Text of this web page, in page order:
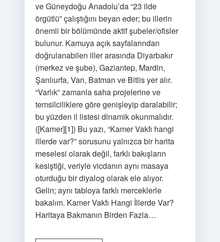
ve Güneydoğu Anadolu’da “23 ilde
örgütlü” çalıştığını beyan eder; bu illerin
önemli bir bölümünde aktif şubeler/ofisler
bulunur. Kamuya açık sayfalarından
doğrulanabilen iller arasında Diyarbakır
(merkez ve şube), Gaziantep, Mardin,
Şanlıurfa, Van, Batman ve Bitlis yer alır.
“Varlık” zamanla saha projelerine ve
temsilciliklere göre genişleyip daralabilir;
bu yüzden il listesi dinamik okunmalıdır.
([Kamer][1]) Bu yazı, “Kamer Vakfı hangi
illerde var?” sorusunu yalnızca bir harita
meselesi olarak değil, farklı bakışların
kesiştiği, veriyle vicdanın aynı masaya
oturduğu bir diyalog olarak ele alıyor.
Gelin; aynı tabloya farklı merceklerle
bakalım. Kamer Vakfı Hangi İllerde Var?
Haritaya Bakmanın Birden Fazla…